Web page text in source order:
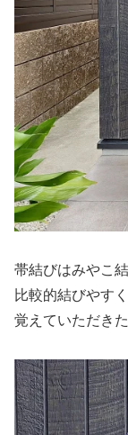
帯結びはみやこ結
比較的結びやす
覚えていただき